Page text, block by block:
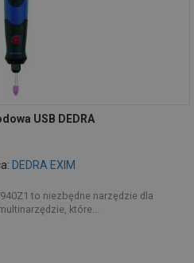
USB DEDRA
DEDRA EXIM
to niezbędne narzędzie dla
które...